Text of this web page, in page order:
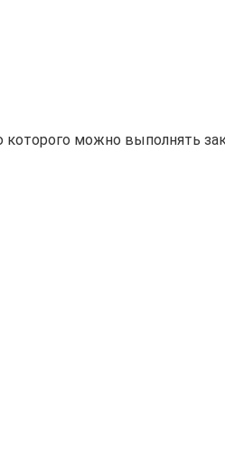
можно выполнять